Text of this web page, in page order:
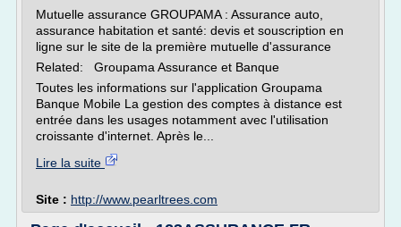
Mutuelle assurance GROUPAMA : Assurance auto,
assurance habitation et santé: devis et souscription en
ligne sur le site de la première mutuelle d'assurance
Related: Groupama Assurance et Banque
Toutes les informations sur l'application Groupama
Banque Mobile La gestion des comptes à distance est
entrée dans les usages notamment avec l'utilisation
croissante d'internet. Après le...
Lire la suite
Site : http://www.pearltrees.com